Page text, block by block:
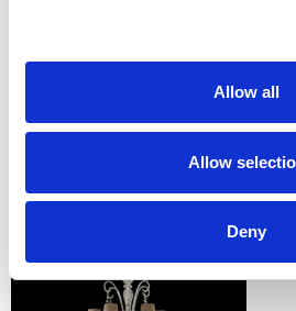
Allow all
Allow
Deny
personalizzabile nel colore e
Modellidella
Tutti i nostri lampadari sono
pienamente personalizzabili.